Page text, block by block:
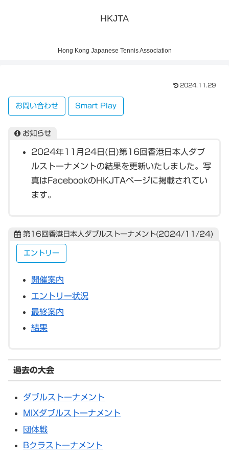
HKJTA
Hong Kong Japanese Tennis Association
2024.11.29
お問い合わせ Smart Play
お知らせ
2024年11月24日(日)第16回香港日本人ダブ
ルストーナメントの結果を更新いたしました。写
真はFacebookのHKJTAページに掲載されてい
ます。
第16回香港日本人ダブルストーナメント(2024/11/24)
エントリー
開催案内
エントリー状況
最終案内
結果
過去の大会
ダブルストーナメント
MIXダブルストーナメント
団体戦
Bクラストーナメント